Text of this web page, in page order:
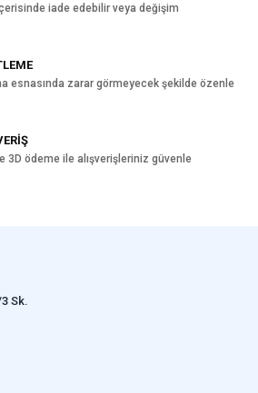
iade edebilir veya değişim
esnasında zarar görmeyecek şekilde özenle
3D ödeme ile alışverişleriniz güvenle
Sk.